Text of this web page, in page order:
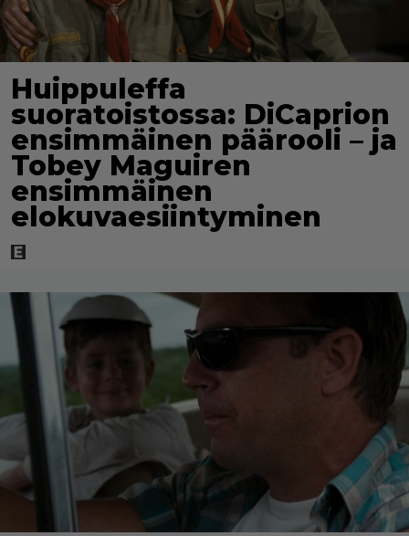
Huippuleffa
suoratoistossa: DiCaprion
ensimmäinen päärooli – ja
Tobey Maguiren
ensimmäinen
elokuvaesiintyminen